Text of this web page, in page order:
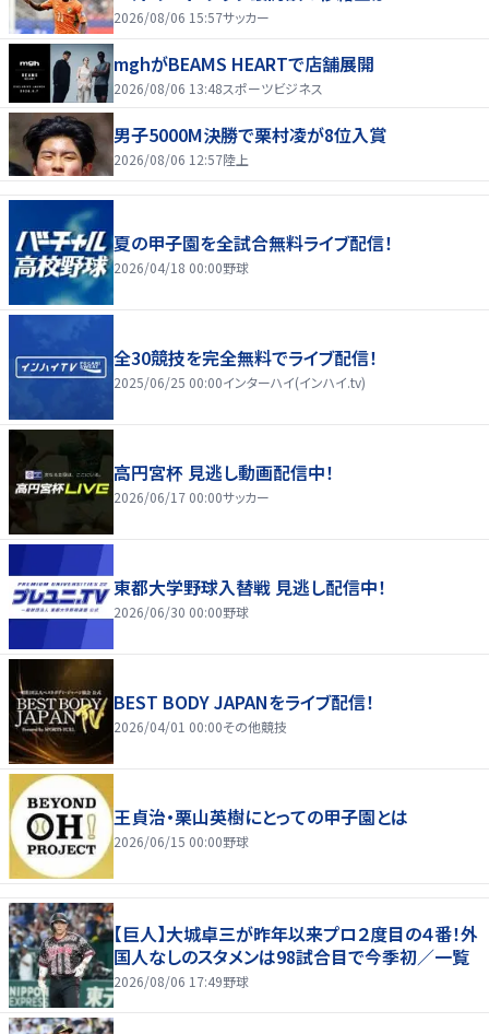
2026/08/06 15:57サッカー
mghがBEAMS HEARTで店舗展開
2026/08/06 13:48スポーツビジネス
男子5000M決勝で栗村凌が8位入賞
2026/08/06 12:57陸上
夏の甲子園を全試合無料ライブ配信！
2026/04/18 00:00野球
全30競技を完全無料でライブ配信！
2025/06/25 00:00インターハイ(インハイ.tv)
高円宮杯 見逃し動画配信中！
2026/06/17 00:00サッカー
東都大学野球入替戦 見逃し配信中！
2026/06/30 00:00野球
BEST BODY JAPANをライブ配信！
2026/04/01 00:00その他競技
王貞治・栗山英樹にとっての甲子園とは
2026/06/15 00:00野球
【巨人】大城卓三が昨年以来プロ２度目の４番！外
国人なしのスタメンは98試合目で今季初／一覧
2026/08/06 17:49野球